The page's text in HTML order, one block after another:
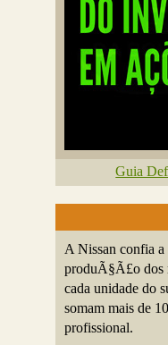
Guia
A Nissan confia a
produÃ§Ã£o dos
cada unidade do
somam mais de
profissional.